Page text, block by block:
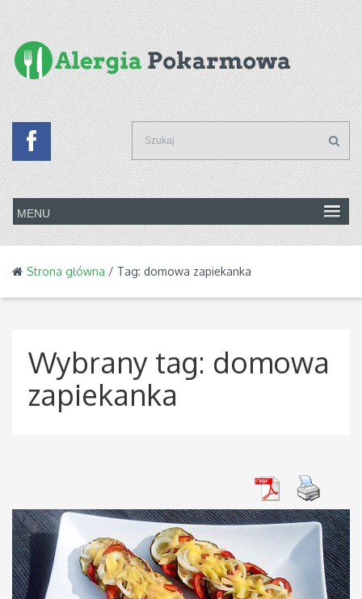
Strona główna / Tag: domowa zapiekanka
Wybrany tag: domowa
zapiekanka